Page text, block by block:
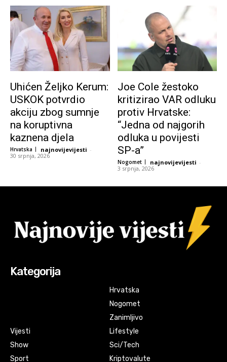
Uhićen Željko Kerum:
USKOK potvrdio
akciju zbog sumnje
na koruptivna
kaznena djela
Hrvatska najnovijevijesti -
30 srpnja, 2026
Joe Cole žestoko
kritizirao VAR odluku
protiv Hrvatske:
“Jedna od najgorih
odluka u povijesti
SP-a”
Nogomet najnovijevijesti -
3 srpnja, 2026
Kategorija
Vijesti
Show
Sport
Hrvatska
Nogomet
Zanimljivo
Lifestyle
Sci/Tech
Kriptovalute